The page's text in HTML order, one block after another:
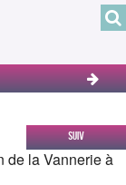
Suiv
de la Vannerie à